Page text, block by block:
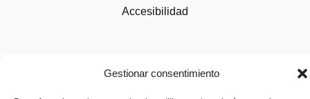
Gestionar consentimiento
Accesibilidad